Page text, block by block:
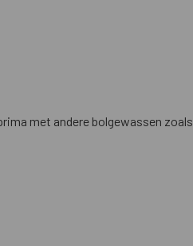
met andere bolgewassen zoals